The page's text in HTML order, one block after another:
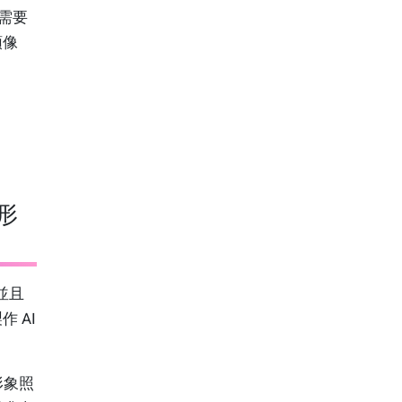
要
且
AI
照